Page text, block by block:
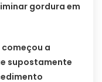
gordura em
a
supostamente